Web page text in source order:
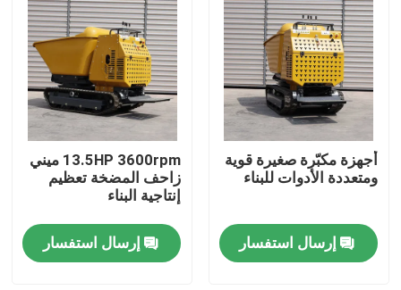
المنتجات
حول بنا
جولة في المعمل
ضبط الجودة
اتصل بنا
أجهزة مكبّرة صغيرة قوية
ومتعددة الأدوات للبناء
إرسال استفسار
13.5HP 3600rpm ميني
زاحف المضخة تعظيم
إنتاجية البناء
إرسال استفسار